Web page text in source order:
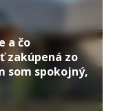
a čo
zakúpená zo
som spokojný,